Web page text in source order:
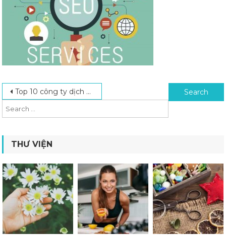
Post navigation
Top 10 công ty dịch vụ SEO web lên Top Google uy tín TP.HCM Search for:
THƯ VIỆN